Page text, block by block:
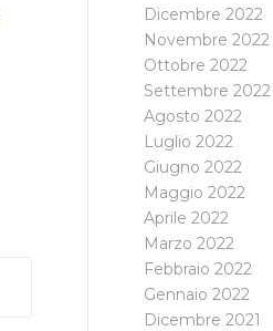
Dicembre 2022
Novembre 2022
Ottobre 2022
Settembre 2022
Agosto 2022
Luglio 2022
Giugno 2022
Maggio 2022
Aprile 2022
Marzo 2022
Febbraio 2022
Gennaio 2022
Dicembre 2021